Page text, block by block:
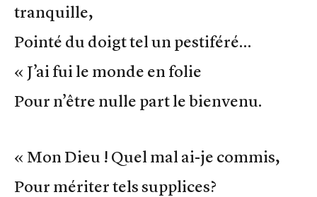
tranquille,
Pointé du doigt tel un pestiféré…
« J’ai fui le monde en folie
Pour n’être nulle part le bienvenu.
« Mon Dieu ! Quel mal ai-je commis,
Pour mériter tels supplices?